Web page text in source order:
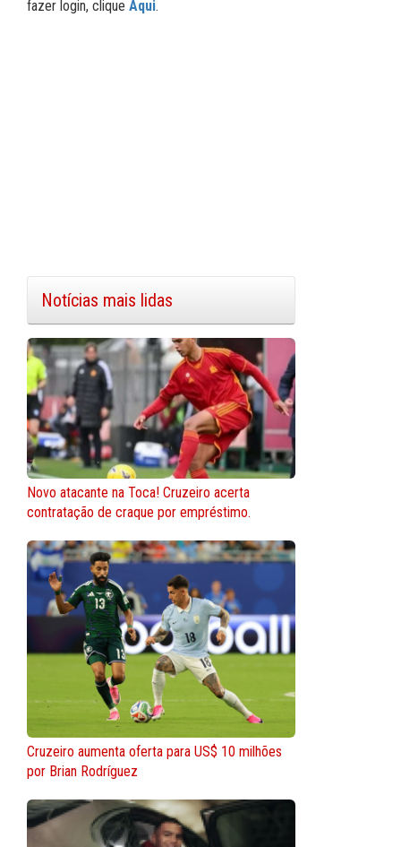
fazer login, clique Aqui.
Notícias mais lidas
Novo atacante na Toca! Cruzeiro acerta
contratação de craque por empréstimo.
Cruzeiro aumenta oferta para US$ 10 milhões
por Brian Rodríguez